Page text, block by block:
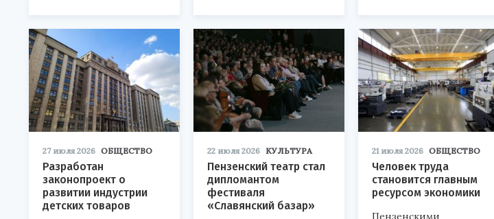
27 июля 2026 ОБЩЕСТВО
Разработан
законопроект о
развитии индустрии
детских товаров
22 июля 2026 КУЛЬТУРА
Пензенский театр стал
дипломантом
фестиваля
«Славянский базар»
21 июля 2026 ОБЩЕСТВО
Человек труда
становится главным
ресурсом экономики
Пензенскими